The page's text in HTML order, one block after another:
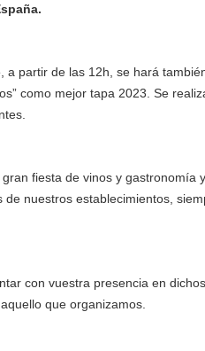
partir de las 12h, se hará
como mejor tapa 2023. Se
fiesta de vinos y gastronomía
nuestros establecimientos,
con vuestra presencia en
que organizamos.